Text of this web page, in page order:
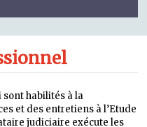
sont habilités à la
et des entretiens à l’Etude
judiciaire exécute les